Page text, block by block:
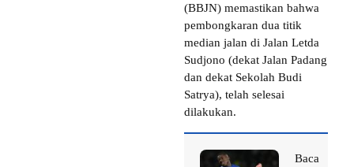
(BBJN) memastikan bahwa
pembongkaran dua titik
median jalan di Jalan Letda
Sudjono (dekat Jalan Padang
dan dekat Sekolah Budi
Satrya), telah selesai
dilakukan.
Baca